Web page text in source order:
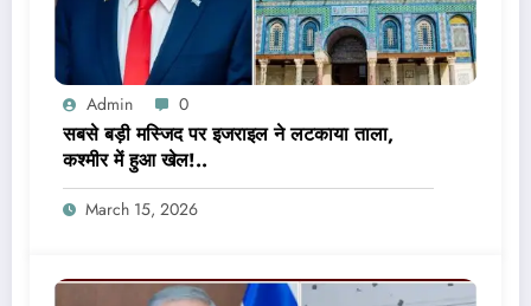
Admin 0
सबसे बड़ी मस्जिद पर इजराइल ने लटकाया ताला,
कश्मीर में हुआ खेल!..
March 15, 2026